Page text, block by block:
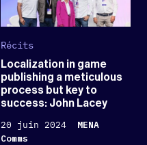
Récits
Localization in game
publishing a meticulous
process but key to
success: John Lacey
20 juin 2024
MENA
Comms